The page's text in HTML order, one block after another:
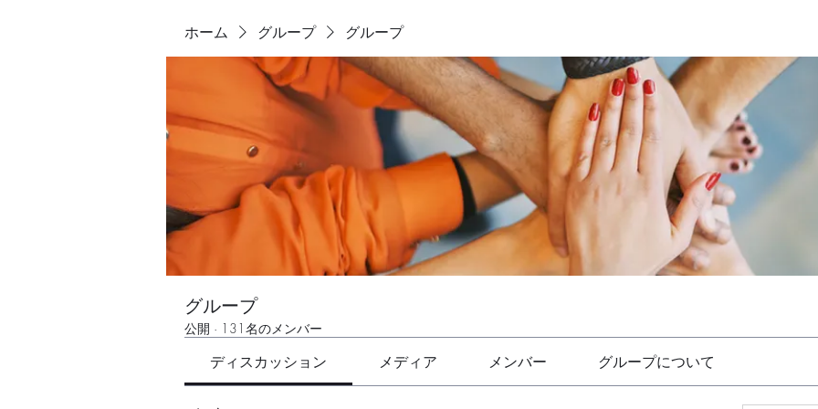
ホーム グループ グループ
グループ
公開 · 131名のメンバー
ディスカッション メディア メンバー グループについて